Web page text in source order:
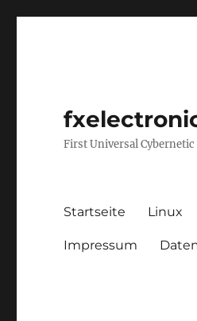
First Universal
Startseite Linux
Impressum